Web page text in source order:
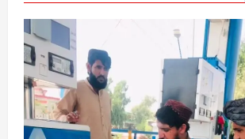
چارې په بېلابېلو برخو کې روانې دي
sharqnewsglobal.com
0
آمریکا
ټرمپ : د امریکا د وسلو زېرمتونونه لا هم ډېر
دي